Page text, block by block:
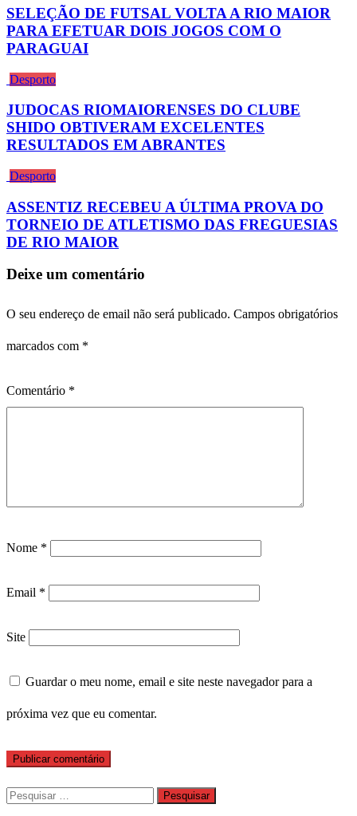
SELEÇÃO DE FUTSAL VOLTA A RIO MAIOR
PARA EFETUAR DOIS JOGOS COM O
PARAGUAI
Desporto
JUDOCAS RIOMAIORENSES DO CLUBE
SHIDO OBTIVERAM EXCELENTES
RESULTADOS EM ABRANTES
Desporto
ASSENTIZ RECEBEU A ÚLTIMA PROVA DO
TORNEIO DE ATLETISMO DAS FREGUESIAS
DE RIO MAIOR
Deixe um comentário
O seu endereço de email não será publicado. Campos obrigatórios
marcados com *
Comentário *
Nome *
Email *
Site
Guardar o meu nome, email e site neste navegador para a
próxima vez que eu comentar.
Pesquisar
por: